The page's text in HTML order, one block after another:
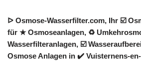
ᐅ Osmose-Wasserfilter.com, Ihr ☑️
für ★ Osmoseanlagen, ♻
Wasserfilteranlagen, ☑️
Osmose Anlagen in ✔️ Vuisternens-